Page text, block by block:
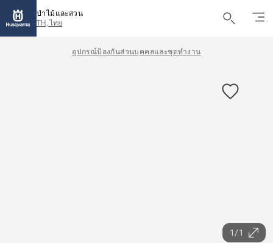
ป่าไม้และสวน
TH, ไทย
อุปกรณ์ป้องกันส่วนบุคคลและชุดทำงาน
1/1